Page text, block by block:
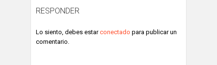
RESPONDER
Lo siento, debes estarconectado para publicar un
comentario.